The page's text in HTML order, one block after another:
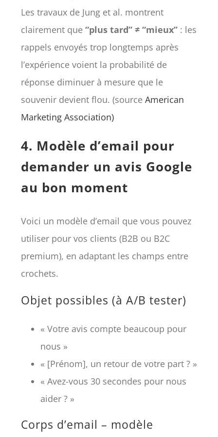
Les travaux de Jung et al. montrent
clairement que “plus tard” ≠ “mieux”: les
rappels envoyés trop longtemps après
l’expérience voient la probabilité de
réponse diminuer à mesure que le
souvenir devient flou. (source American
Marketing Association)
4. Modèle d’email pour
demander un avis Google
au bon moment
Voici un modèle d’email que vous pouvez
utiliser pour vos clients (B2B ou B2C
premium), en adaptant les champs entre
crochets.
Objet possibles (à A/B tester)
« Votre avis compte beaucoup pour
nous »
« [Prénom], un retour de votre part ? »
« Avez-vous 30 secondes pour nous
aider ? »
Corps d’email – modèle